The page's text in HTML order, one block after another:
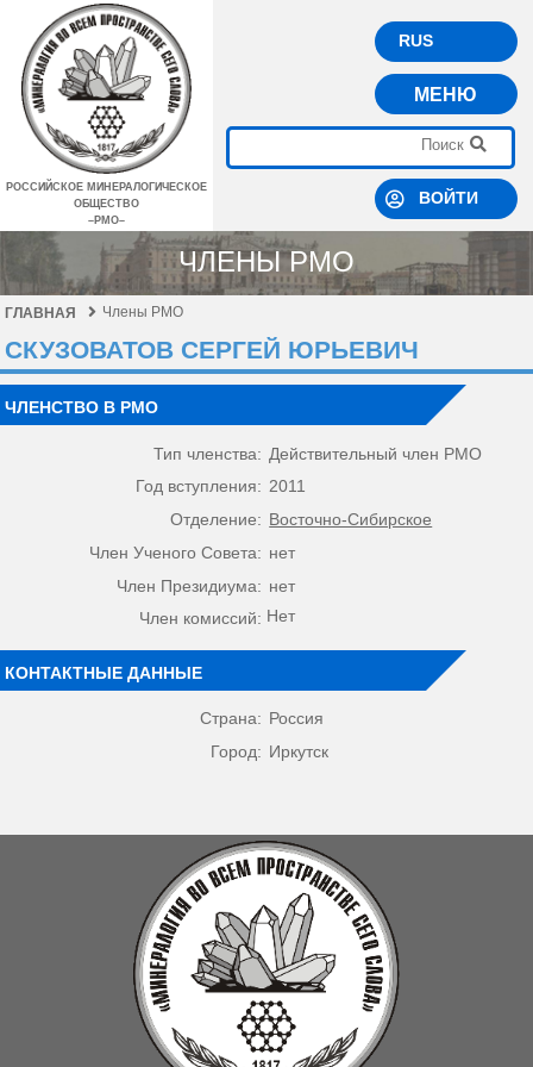
РОССИЙСКОЕ МИНЕРАЛОГИЧЕСКОЕ
ОБЩЕСТВО
–РМО–
RUS
МЕНЮ
ВОЙТИ
ЧЛЕНЫ РМО
ГЛАВНАЯ Члены РМО
СКУЗОВАТОВ СЕРГЕЙ ЮРЬЕВИЧ
ЧЛЕНСТВО В РМО
Тип членства: Действительный член РМО
Год вступления: 2011
Отделение: Восточно-Сибирское
Член Ученого Совета: нет
Член Президиума: нет
Член комиссий: Нет
КОНТАКТНЫЕ ДАННЫЕ
Страна: Россия
Город: Иркутск